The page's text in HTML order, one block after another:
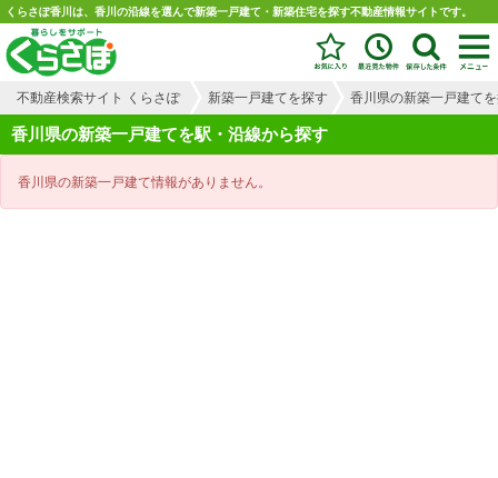
くらさぽ香川は、香川の沿線を選んで新築一戸建て・新築住宅を探す不動産情報サイトです。
不動産検索サイト くらさぽ 新築一戸建てを探す 香川県の新築一戸建て
香川県の新築一戸建てを駅・沿線から探す
香川県の新築一戸建て情報がありません。